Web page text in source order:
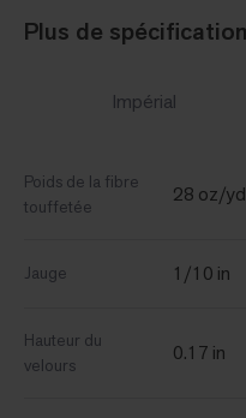
Plus de
Impérial
Poids de la fibre
touffetée
28 oz/
Jauge 1/10 in
Hauteur du
velours
0.17 in